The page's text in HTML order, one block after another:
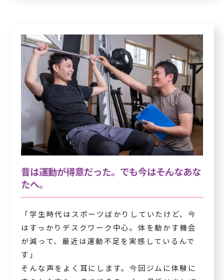
昔は運動が得意だった。でも今は――そんなあな
たへ。
「学生時代はスポーツばかりしていたけど、今
はすっかりデスクワーク中心。体を動かす機会
が減って、最近は運動不足を実感しているんで
す」
そんな声をよく耳にします。今回ジムに体験に